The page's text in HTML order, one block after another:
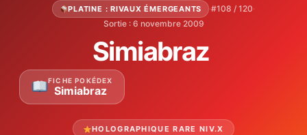
PLATINE : RIVAUX ÉMERGEANTS ·#108 / 120·
Sortie : 6 novembre 2009
Simiabraz
FICHE POKÉDEX
Simiabraz
HOLOGRAPHIQUE RARE NIV.X